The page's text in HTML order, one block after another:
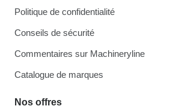
Politique de confidentialité
Conseils de sécurité
Commentaires sur Machineryline
Catalogue de marques
Nos offres